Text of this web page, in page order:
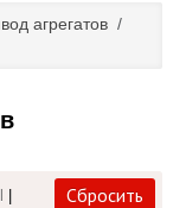
агрегатов /
Сбросить